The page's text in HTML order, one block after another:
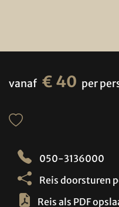
vanaf € 40 per
050-3136000
Reis doorsturen
Reis als PDF